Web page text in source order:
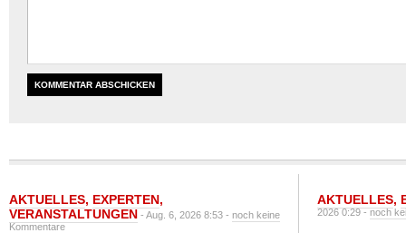
AKTUELLES, EXPERTEN,
VERANSTALTUNGEN - Aug. 6, 2026 8:53 - noch keine
Kommentare
AKTUELLES,
2026 0:29 -noch